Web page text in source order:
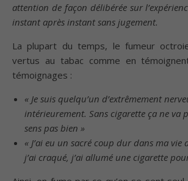
attention de façon délibérée sur
instant après instant sans jugement.
La plupart du temps, le fumeur
vertus au tabac comme en
témoignages :
« Je suis quelqu’un d’extrêmement
intérieurement. Sans cigarette ça ne va
sens pas bien »
« J’ai eu un sacré coup dur dans ma vie
j’ai craqué, j’ai allumé une cigarette